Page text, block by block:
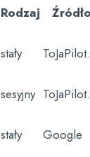
Rodzaj Źródło
stały
sesyjny
stały Google